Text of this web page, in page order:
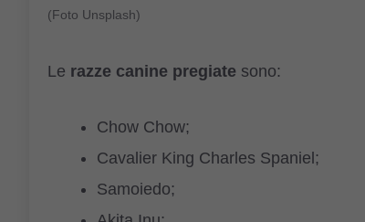
(Foto Unsplash)
Le razze canine pregiate sono:
Chow Chow;
Cavalier King Charles Spaniel;
Samoiedo;